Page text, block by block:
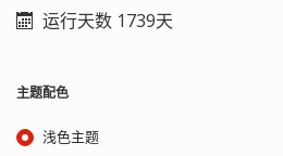
运行天数 1739天
主题配色
浅色主题